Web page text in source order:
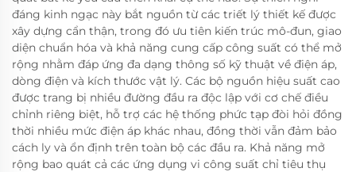
đáng kinh ngạc này bắt nguồn từ các triết lý thiết kế được
xây dựng cẩn thận, trong đó ưu tiên kiến trúc mô-đun, giao
diện chuẩn hóa và khả năng cung cấp công suất có thể mở
rộng nhằm đáp ứng đa dạng thông số kỹ thuật về điện áp,
dòng điện và kích thước vật lý. Các bộ nguồn hiệu suất cao
được trang bị nhiều đường đầu ra độc lập với cơ chế điều
chỉnh riêng biệt, hỗ trợ các hệ thống phức tạp đòi hỏi đồng
thời nhiều mức điện áp khác nhau, đồng thời vẫn đảm bảo
cách ly và ổn định trên toàn bộ các đầu ra. Khả năng mở
rộng bao quát cả các ứng dụng vi công suất chỉ tiêu thụ